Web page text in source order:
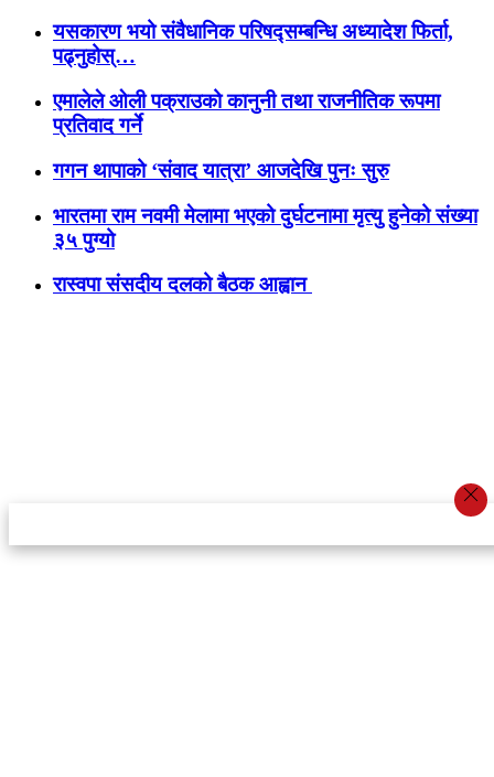
यसकारण भयो संवैधानिक परिषद्सम्बन्धि अध्यादेश फिर्ता,
पढ्नुहोस्…
एमालेले ओली पक्राउको कानुनी तथा राजनीतिक रूपमा
प्रतिवाद गर्ने
गगन थापाको ‘संवाद यात्रा’ आजदेखि पुनः सुरु
भारतमा राम नवमी मेलामा भएको दुर्घटनामा मृत्यु हुनेको संख्या
३५ पुग्यो
रास्वपा संसदीय दलको बैठक आह्वान